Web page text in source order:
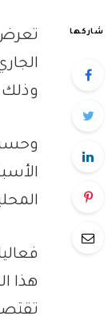
شاركها
وذلك
هذا